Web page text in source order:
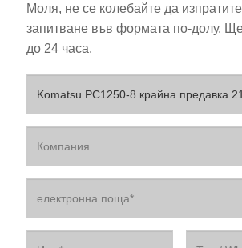
Моля, не се колебайте да
запитване във формата по-долу.
до 24 часа.